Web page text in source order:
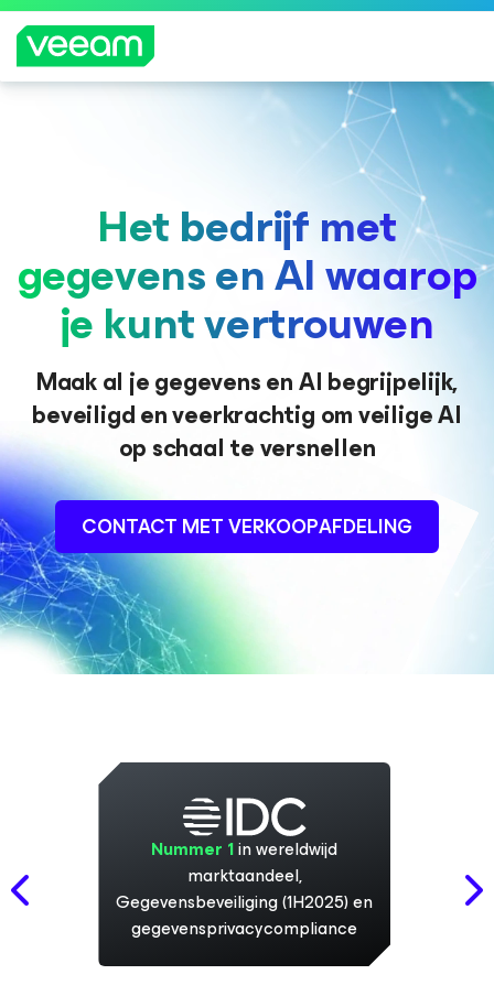
Richtlijnen van Veeam voor klanten die zijn
getroffen door de content-update van
LEZE
N
Het bedrijf met
gegevens en AI waarop
je kunt vertrouwen
Maak al je gegevens en AI begrijpelijk,
beveiligd en veerkrachtig om veilige AI
op schaal te versnellen
CONTACT MET VERKOOPAFDELING
Nummer 1in wereldwijd
marktaandeel,
Gegevensbeveiliging (1H2025) en
gegevensprivacycompliance